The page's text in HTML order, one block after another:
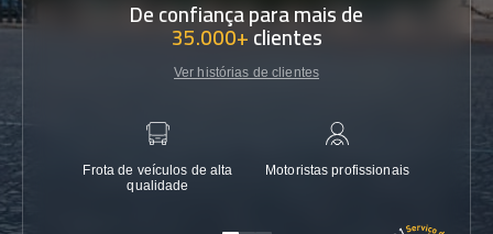
De confiança para mais de
35.000+clientes
Ver histórias de clientes
Frota de veículos de alta
qualidade
Motoristas profissionais